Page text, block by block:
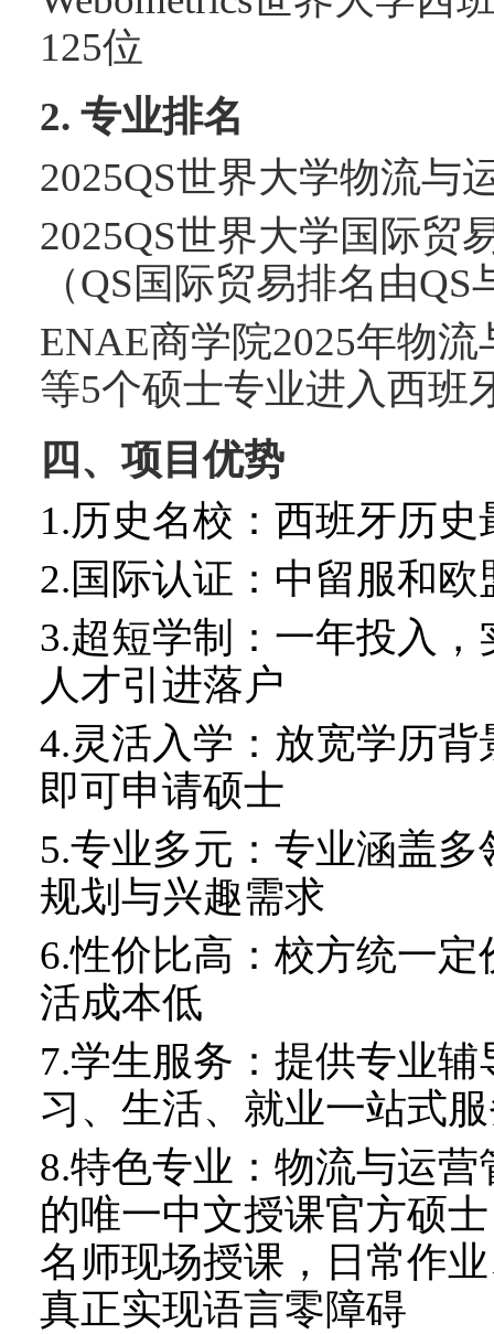
125位
2.专业排名
2025QS世界大学物流与
2025QS世界大学国际贸
（QS 国际贸易排名由QS
ENAE商学院2025年物流
等5个硕士专业进入西班
四、项目优势
1.历史名校：西班牙历
2.国际认证：中留服和
3.超短学制：一年投入
人才引进落户
4.灵活入学：放宽学历
即可申请硕士
5.专业多元：专业涵盖
规划与兴趣需求
6.性价比高：校方统一
活成本低
7.学生服务：提供专业辅
习、生活、就业一站式
8.特色专业：物流与运
的唯一中文授课官方硕
名师现场授课，日常作
真正实现语言零障碍